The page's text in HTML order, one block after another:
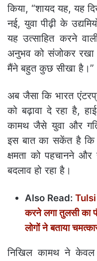
किया, “शायद यह, यह
नई, युवा पीढ़ी के
यह उत्साहित करने
अनुभव को संजोकर रखा
मैंने बहुत कुछ सीखा है।”
अब जैसा कि भारत
को बढ़ावा दे रहा है,
कामथ जैसे युवा और
इस बात का सकेंत है कि
क्षमता को पहचानने
बदलाव हो रहा है।
Also Read:
करने लगा तुलसी का
लोगों ने बताया
निखिल कामथ ने